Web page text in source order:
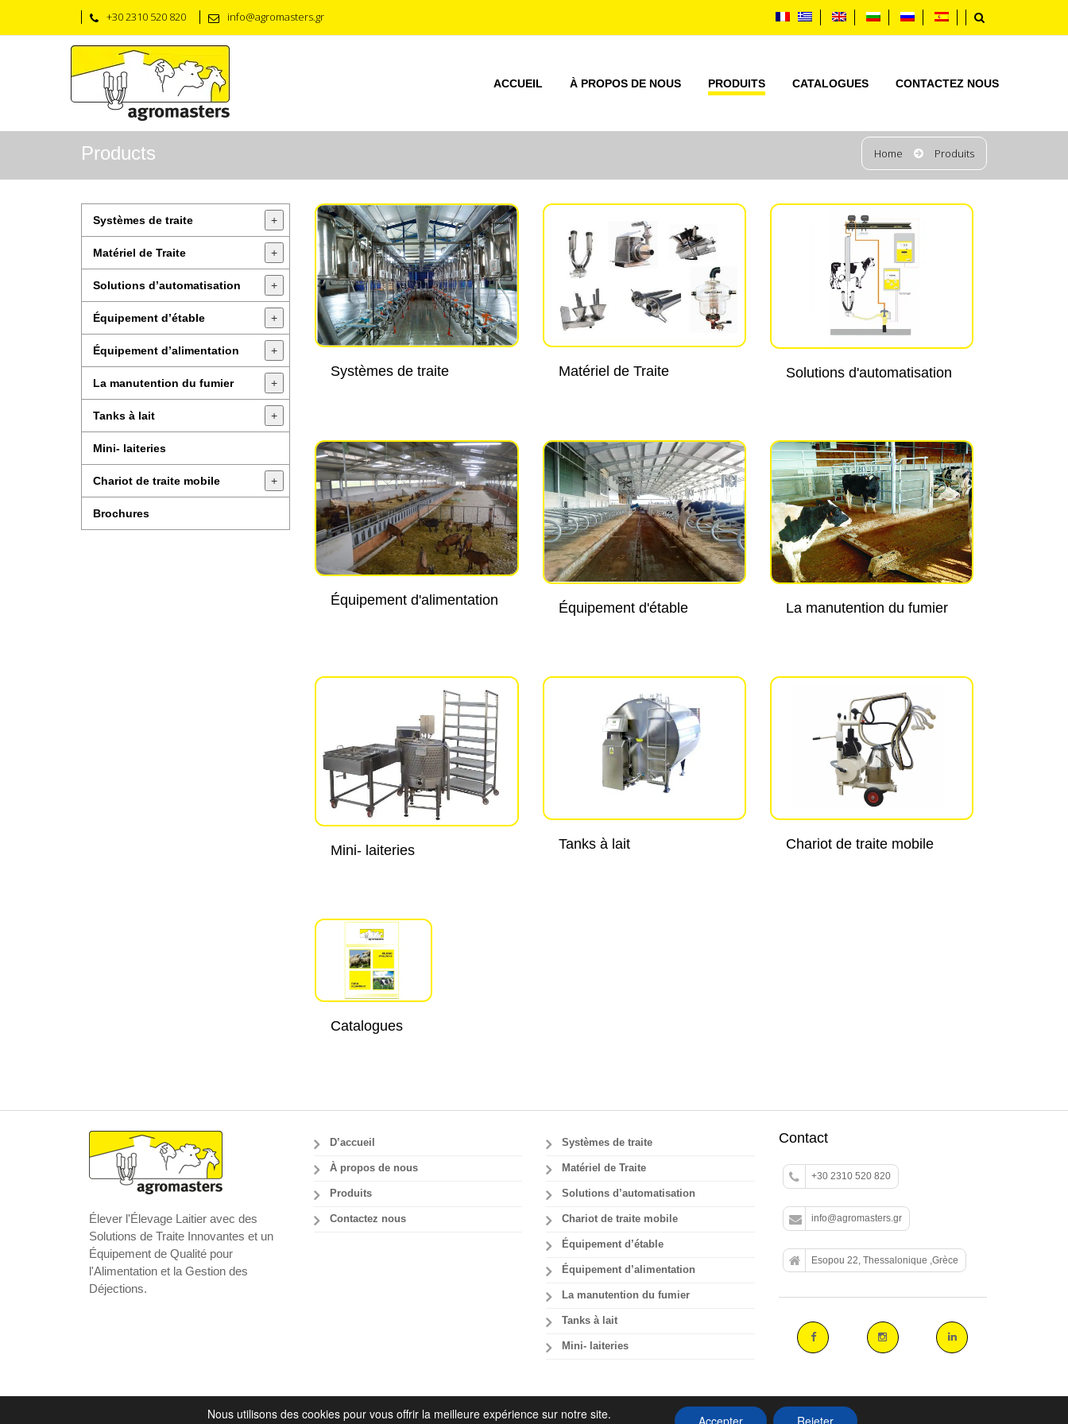
+30 2310 520 820 info@agromasters.gr
ACCUEIL À PROPOS DE NOUS PRODUITS CATALOGUES CONTACTEZ NOUS
Products Home Produits
Systèmes de traite +
Matériel de Traite +
Solutions d’automatisation +
Équipement d’étable +
Équipement d’alimentation +
La manutention du fumier +
Tanks à lait +
Mini- laiteries
Chariot de traite mobile +
Brochures
Systèmes de traite Matériel de Traite Solutions d'automatisation
Équipement d'alimentation Équipement d'étable La manutention du fumier
Mini- laiteries Tanks à lait Chariot de traite mobile
Catalogues
Élever l'Élevage Laitier avec des
Solutions de Traite Innovantes et un
Équipement de Qualité pour
l'Alimentation et la Gestion des
Déjections.
D’accueil
À propos de nous
Produits
Contactez nous
Systèmes de traite
Matériel de Traite
Solutions d’automatisation
Chariot de traite mobile
Équipement d’étable
Équipement d’alimentation
La manutention du fumier
Tanks à lait
Mini- laiteries
Contact
+30 2310 520 820
info@agromasters.gr
Esopou 22, Thessalonique ,Grèce
Copyright 2014 agromasters. - Web Design byArtAbout.gr
Nous utilisons des cookies pour vous offrir la meilleure expérience sur notre site.
Accepter Rejeter